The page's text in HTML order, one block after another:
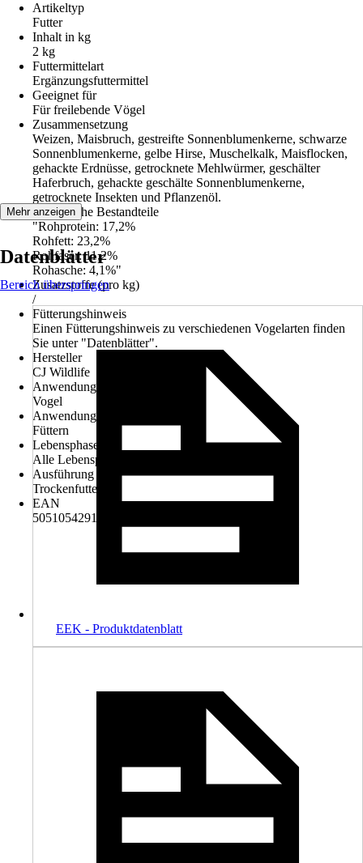
Artikeltyp
Futter
Inhalt in kg
2 kg
Futtermittelart
Ergänzungsfuttermittel
Geeignet für
Für freilebende Vögel
Zusammensetzung
Weizen, Maisbruch, gestreifte Sonnenblumenkerne, schwarze
Sonnenblumenkerne, gelbe Hirse, Muschelkalk, Maisflocken,
gehackte Erdnüsse, getrocknete Mehlwürmer, geschälter
Haferbruch, gehackte geschälte Sonnenblumenkerne,
getrocknete Insekten und Pflanzenöl.
Analytische Bestandteile
"Rohprotein: 17,2%
Rohfett: 23,2%
Rohfaser: 11,2%
Rohasche: 4,1%"
Zusatzstoffe (pro kg)
/
Fütterungshinweis
Einen Fütterungshinweis zu verschiedenen Vogelarten finden
Sie unter "Datenblätter".
Hersteller
CJ Wildlife
Anwendungsbereich
Vogel
Anwendung
Füttern
Lebensphase
Alle Lebensphasen
Ausführung
Trockenfutter
EAN
5051054291949
Mehr anzeigen
Datenblätter
Bereich überspringen
EEK - Produktdatenblatt